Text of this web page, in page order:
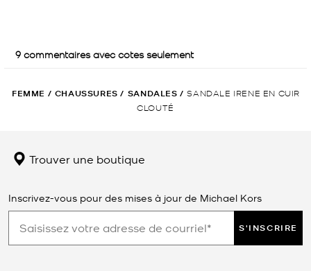
FEMME / CHAUSSURES / SANDALES / SANDALE IRENE EN CUIR
CLOUTÉ
Trouver une boutique
Inscrivez-vous pour des mises à jour de Michael Kors
S'INSCRIRE